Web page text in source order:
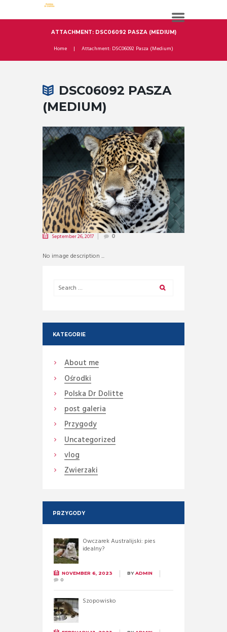
ATTACHMENT: DSC06092 PASZA (MEDIUM)
Home Attachment: DSC06092 Pasza (Medium)
DSC06092 PASZA
(MEDIUM)
September 26, 2017 0
No image description ...
KATEGORIE
About me
Ośrodki
Polska Dr Dolitte
post galeria
Przygody
Uncategorized
vlog
Zwierzaki
PRZYGODY
Owczarek Australijski: pies
idealny?
NOVEMBER 6, 2023 BYADMIN
0
Szopowisko